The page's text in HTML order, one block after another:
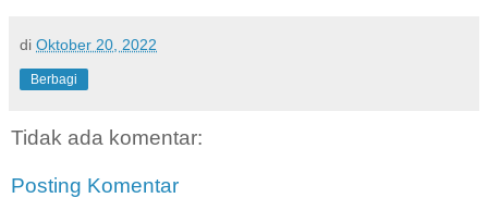
di Oktober 20, 2022
Berbagi
Tidak ada komentar:
Posting Komentar